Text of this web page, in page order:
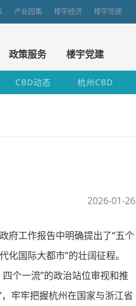
产业园集 楼宇经济 楼宇党建
政策服务 楼宇党建
CBD动态 杭州CBD
2026-01-26
府工作报告中明确提出了“五个
化国际大都市”的壮阔征程。
个一流”的政治站位审视和推
牢牢把握杭州在国家与浙江省